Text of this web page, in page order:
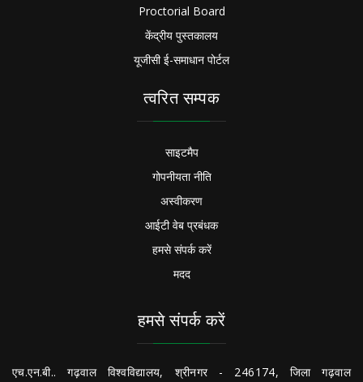
Proctorial Board
केंद्रीय पुस्तकालय
यूजीसी ई-समाधान पोर्टल
त्वरित सम्पक
साइटमैप
गोपनीयता नीति
अस्वीकरण
आईटी वेब प्रबंधक
हमसे संपर्क करें
मदद
हमसे संपर्क करें
एच.एन.बी.. गढ़वाल विश्वविद्यालय, श्रीनगर - 246174, जिला गढ़वाल